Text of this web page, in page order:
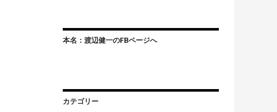
本名：渡辺健一のFBページへ
カテゴリー